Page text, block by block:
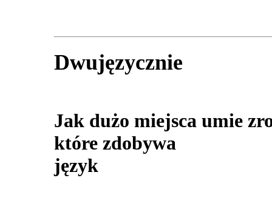
Dwujęzycznie
Jak dużo miejsca umie
które zdobywa
język